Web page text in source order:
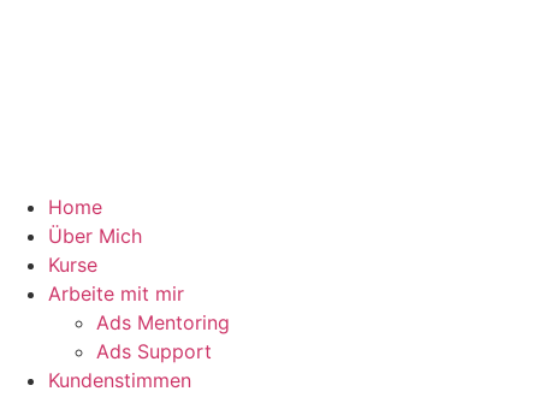
Home
Über Mich
Kurse
Arbeite mit mir
Ads Mentoring
Ads Support
Kundenstimmen